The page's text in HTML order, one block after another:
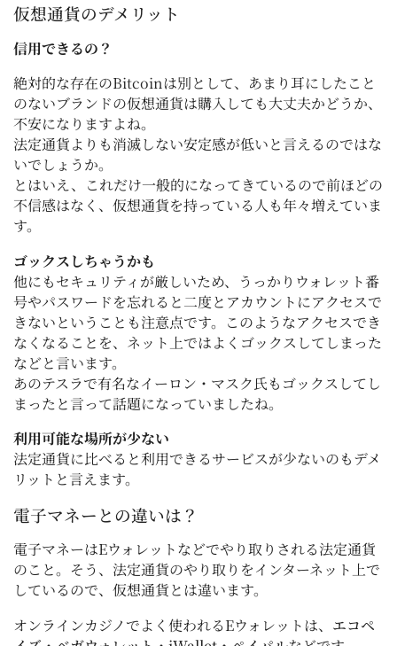
仮想通貨のデメリット
信用できるの？
絶対的な存在のBitcoinは別として、あまり耳にしたこと
のないブランドの仮想通貨は購入しても大丈夫かどうか、
不安になりますよね。
法定通貨よりも消滅しない安定感が低いと言えるのではな
いでしょうか。
とはいえ、これだけ一般的になってきているので前ほどの
不信感はなく、仮想通貨を持っている人も年々増えていま
す。
ゴックスしちゃうかも
他にもセキュリティが厳しいため、うっかりウォレット番
号やパスワードを忘れると二度とアカウントにアクセスで
きないということも注意点です。このようなアクセスでき
なくなることを、ネット上ではよくゴックスしてしまった
などと言います。
あのテスラで有名なイーロン・マスク氏もゴックスしてし
まったと言って話題になっていましたね。
利用可能な場所が少ない
法定通貨に比べると利用できるサービスが少ないのもデメ
リットと言えます。
電子マネーとの違いは？
電子マネーはEウォレットなどでやり取りされる法定通貨
のこと。そう、法定通貨のやり取りをインターネット上で
しているので、仮想通貨とは違います。
オンラインカジノでよく使われるEウォレットは、 エコペ